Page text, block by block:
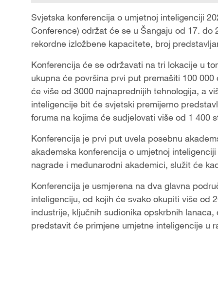
Svjetska konferencija o umjetnoj inteligenciji
Conference) održat će se u Šangaju od 17.
rekordne izložbene kapacitete, broj
Konferencija će se održavati na tri lokacije u
ukupna će površina prvi put premašiti 100
će više od 3000 najnaprednijih tehnologija, a
inteligencije bit će svjetski premijerno
foruma na kojima će sudjelovati više od 1 400
Konferencija je prvi put uvela posebnu
akademska konferencija o umjetnoj
nagrade i međunarodni akademici, služit će
Konferencija je usmjerena na dva glavna
inteligenciju, od kojih će svako okupiti više od
industrije, ključnih sudionika opskrbnih
predstavit će primjene umjetne inteligencije u